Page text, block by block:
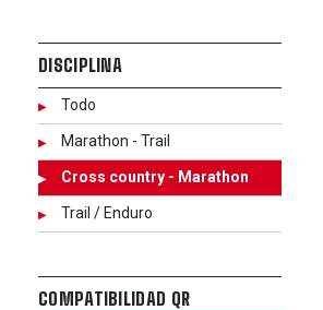
DISCIPLINA
Todo
Marathon - Trail
Cross country - Marathon
Trail / Enduro
COMPATIBILIDAD QR